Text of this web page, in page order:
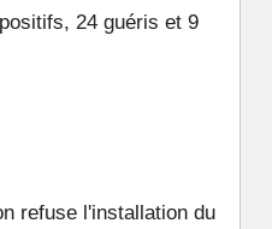
24 guéris et 9
refuse l'installation du